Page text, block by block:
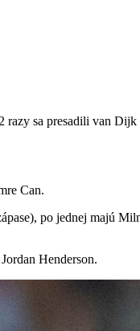
sa presadili van Dijk
Can.
po jednej majú
Henderson.